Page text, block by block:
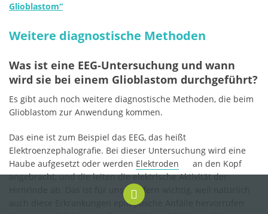
Glioblastom“
Weitere diagnostische Methoden
Was ist eine EEG-Untersuchung und wann
wird sie bei einem Glioblastom durchgeführt?
Es gibt auch noch weitere diagnostische Methoden, die beim
Glioblastom zur Anwendung kommen.
Das eine ist zum Beispiel das EEG, das heißt
Elektroenzephalografie. Bei dieser Untersuchung wird eine
Haube aufgesetzt oder werden Elektroden
an den Kopf
angebracht, und die leiten die elektrische Aktivität der
Hirnrinde ab. Das ist für uns insofern wichtig, weil natürlich
auch diese Erkrankungen epileptische Anfälle hervorrufen